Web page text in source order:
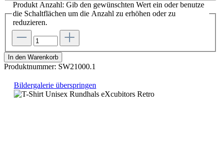
Produkt Anzahl: Gib den gewünschten Wert ein oder benutze
die Schaltflächen um die Anzahl zu erhöhen oder zu
reduzieren.
In den Warenkorb
Produktnummer: SW21000.1
Bildergalerie überspringen